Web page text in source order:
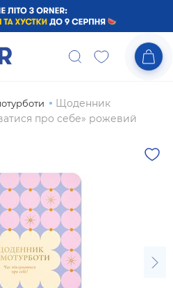
Щоденник
про себе» рожевий